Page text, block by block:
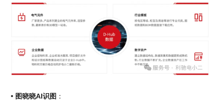
• 图晓晓AI识图 ：